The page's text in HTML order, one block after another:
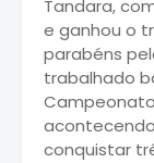
Tandara,
e ganhou o
parabéns
trabalhado
conquistar